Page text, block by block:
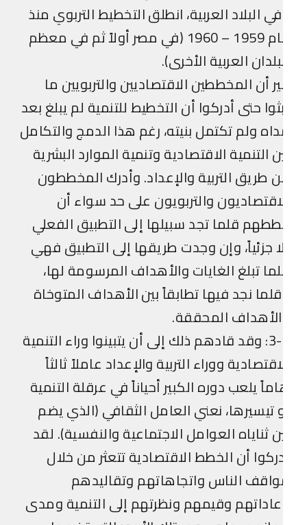
البلاد العربية، انطلق التخطيط التربوي منذ
عام 1959 – 1960 (في مصر أولاً ثم في معظم
العربية الأخرى).
أن المخططين الاقتصاديين والتربويين ما
حتى أدركوا أن التخطيط للتنمية لم يبلغ بعد
ولم تكتمل بنيته، رغم هذا الدمج والتكامل
التنمية الاقتصادية وتنمية الموارد البشرية
طريق التربية والإعداد. وأدرك المخططون
والتربويون على حد سواء أن
قلما تجد سبيلها إلى التطبيق الفعلي
جزئياً، وإن وجدت طريقها إلى التطبيق فهي
تبلغ الغايات والأهداف المرسومة لها،
نجد فيها تطابقاً بين الأهداف المتوخاة
المحققة.
3-1: وقد قادهم ذلك إلى أن يتبينوا وراء التنمية
ووراء التربية والإعداد عاملاً ثالثاً
يلعب دوره الكبير أحياناً في عرقلة التنمية
تيسيرها، نعني العامل الثقافي (الذي يضم
ثناياه العوامل الاجتماعية والنفسية). لقد
أن الخطط الاقتصادية تتعثر من خلال
الناس واتجاهاتهم وتقاليدهم
وقيمهم ونظرتهم إلى التنمية ومدى